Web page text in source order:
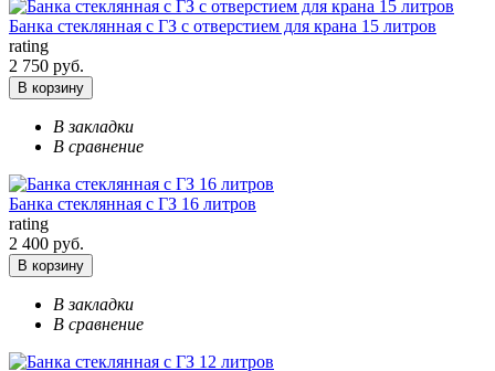
Банка стеклянная с ГЗ с отверстием для крана 15 литров
rating
2 750 руб.
В корзину
В закладки
В сравнение
Банка стеклянная с ГЗ 16 литров
rating
2 400 руб.
В корзину
В закладки
В сравнение